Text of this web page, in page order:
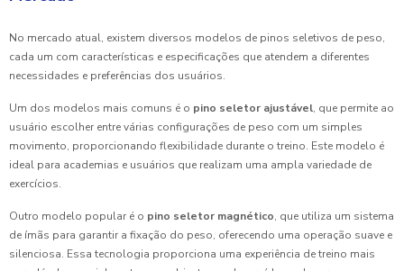
No mercado atual, existem diversos modelos de pinos seletivos de peso,
cada um com características e especificações que atendem a diferentes
necessidades e preferências dos usuários.
Um dos modelos mais comuns é o pino seletor ajustável, que permite ao
usuário escolher entre várias configurações de peso com um simples
movimento, proporcionando flexibilidade durante o treino. Este modelo é
ideal para academias e usuários que realizam uma ampla variedade de
exercícios.
Outro modelo popular é o pino seletor magnético, que utiliza um sistema
de ímãs para garantir a fixação do peso, oferecendo uma operação suave e
silenciosa. Essa tecnologia proporciona uma experiência de treino mais